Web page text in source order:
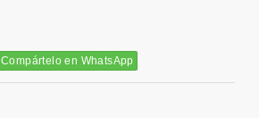
Compártelo en WhatsApp